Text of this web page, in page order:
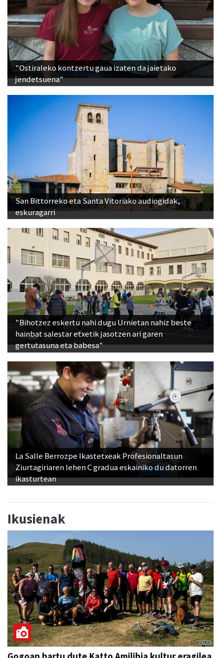
"Ostiraleko kontzertu gaua izaten da jaietako
jendetsuena"
San Bittorreko eta Santa Vitoriako audiogidak,
eskuragarri
"Bihotzez eskertu nahi dugu Urnietan nahiz beste
hainbat salestar etxetik jasotzen ari garen
gertutasuna eta babesa"
La Salle Berrozpe Ikastetxeak Profesionaltasun
Ziurtagiriaren lehen C gradua eskainiko du datorren
ikasturtean
Ikusienak